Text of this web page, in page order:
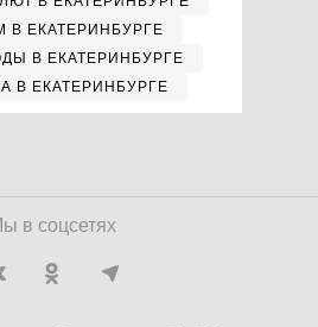
В ЕКАТЕРИНБУРГЕ
В ЕКАТЕРИНБУРГЕ
В ЕКАТЕРИНБУРГЕ
в соцсетях